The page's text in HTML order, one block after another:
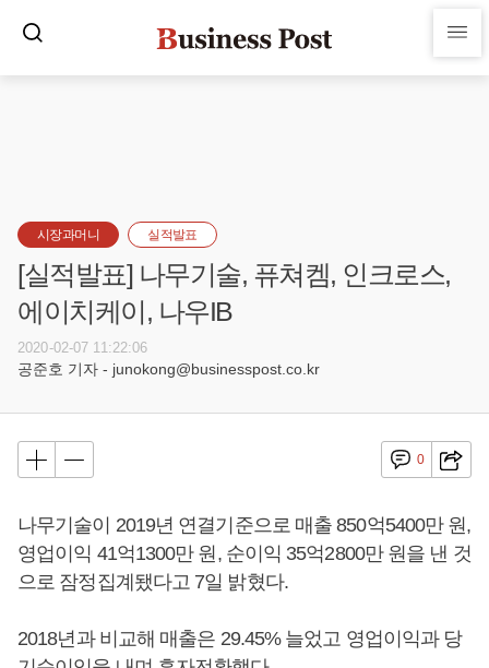
시장과머니 실적발표
[실적발표] 나무기술, 퓨쳐켐, 인크로스,
에이치케이, 나우IB
2020-02-07 11:22:06
공준호 기자 - junokong@businesspost.co.kr
0
나무기술이 2019년 연결기준으로 매출 850억5400만 원,
영업이익 41억1300만 원, 순이익 35억2800만 원을 낸 것
으로 잠정집계됐다고 7일 밝혔다.
2018년과 비교해 매출은 29.45% 늘었고 영업이익과 당